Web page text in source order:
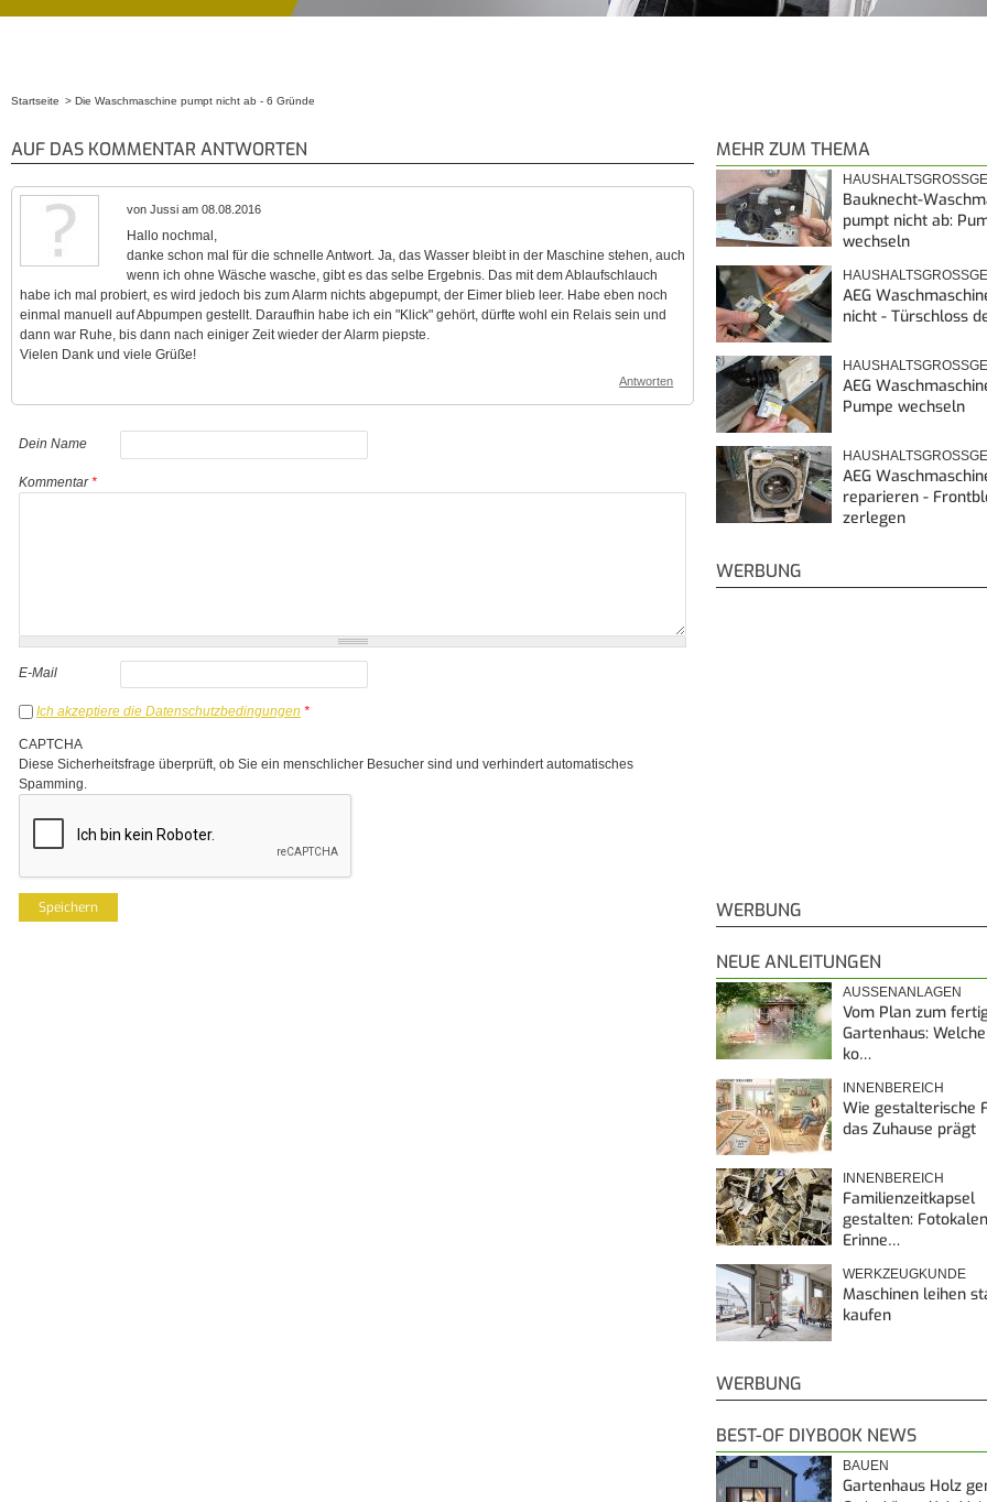
Startseite Die Waschmaschine pumpt nicht ab - 6 Gründe
AUF DAS KOMMENTAR ANTWORTEN
von Jussi am 08.08.2016
Hallo nochmal,
danke schon mal für die schnelle Antwort. Ja, das Wasser bleibt in der Maschine stehen, auch
wenn ich ohne Wäsche wasche, gibt es das selbe Ergebnis. Das mit dem Ablaufschlauch
habe ich mal probiert, es wird jedoch bis zum Alarm nichts abgepumpt, der Eimer blieb leer. Habe eben noch
einmal manuell auf Abpumpen gestellt. Daraufhin habe ich ein "Klick" gehört, dürfte wohl ein Relais sein und
dann war Ruhe, bis dann nach einiger Zeit wieder der Alarm piepste.
Vielen Dank und viele Grüße!
Antworten
Dein Name
Kommentar*
E-Mail
Ich akzeptiere die Datenschutzbedingungen *
CAPTCHA
Diese Sicherheitsfrage überprüft, ob Sie ein menschlicher Besucher sind und verhindert automatisches
Spamming.
MEHR ZUM THEMA
Bauknecht-
pumpt nicht ab:
wechseln
AEG
nicht - Türschloss
AEG
Pumpe wechseln
AEG
reparieren -
zerlegen
WERBUNG
WERBUNG
NEUE ANLEITUNGEN
AUSSENANLAGEN
Vom Plan zum
Gartenhaus:
ko…
INNENBEREICH
Wie gestalterische
das Zuhause prägt
INNENBEREICH
Familienzeitkapsel
gestalten:
Erinne…
WERKZEUGKUNDE
Maschinen leihen
kaufen
WERBUNG
BEST-OF DIYBOOK NEWS
BAUEN
Gartenhaus Holz